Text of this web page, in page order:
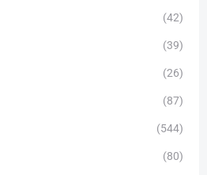
(42)
(39)
(26)
(87)
(544)
(80)